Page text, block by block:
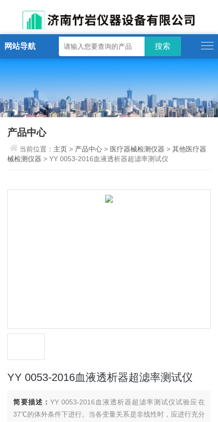
网站导航
产品中心
当前位置： 主页> 产品中心 > 医疗器械检测仪器 >其他医疗器
械检测仪器 > YY 0053-2016血液透析器超滤率测试仪
YY 0053-2016血液透析器超滤率测试仪
简要描述： YY 0053-2016血液透析器超滤率测试仪试验应在
37℃的体外条件下进行。当各变量关系是非线性时，应进行充分